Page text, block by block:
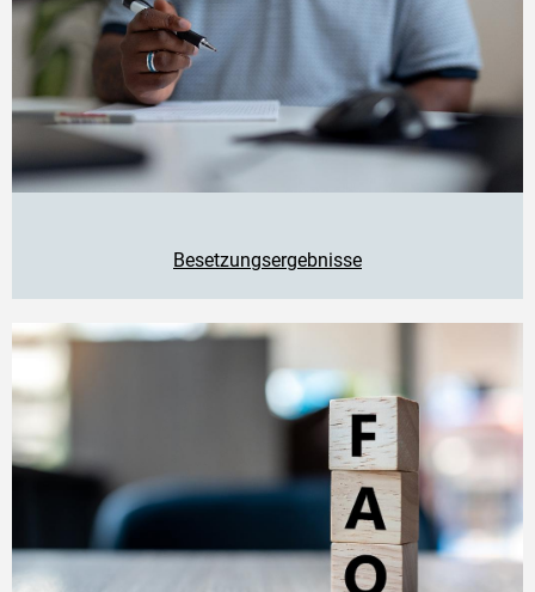
Besetzungsergebnisse